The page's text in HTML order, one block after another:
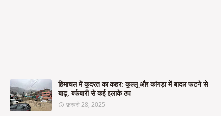
हिमाचल में कुदरत का कहर: कुल्लू और कांगड़ा में बादल फटने से
बाढ़, बर्फबारी से कई इलाके ठप
फ़रवरी 28, 2025